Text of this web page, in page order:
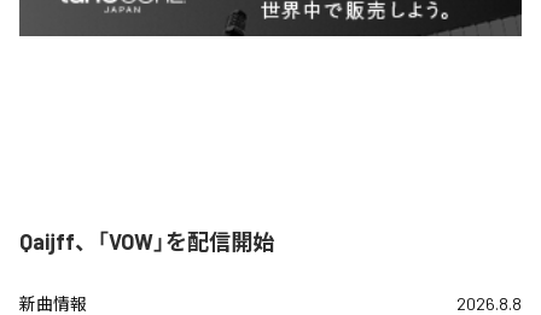
Qaijff、「VOW」を配信開始
新曲情報 2026.8.8